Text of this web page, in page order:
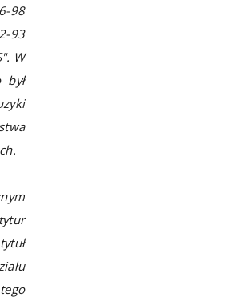
98
93
W
był